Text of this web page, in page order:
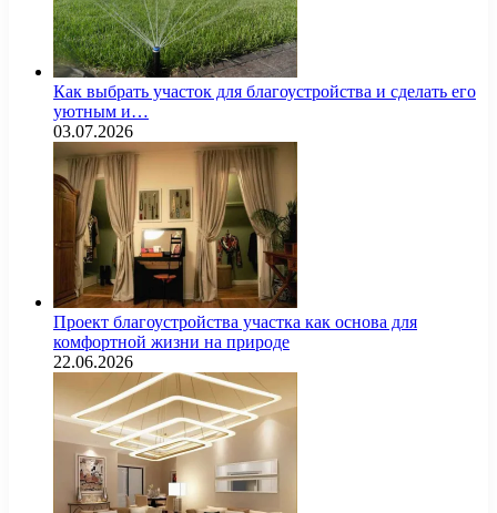
Как выбрать участок для благоустройства и сделать его
уютным и…
03.07.2026
Проект благоустройства участка как основа для
комфортной жизни на природе
22.06.2026